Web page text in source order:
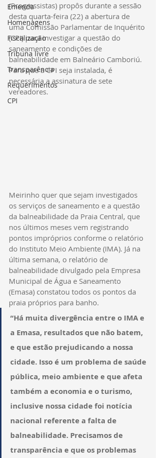
Emenda
Homenagens
Fiscalização
Tribuna livre
Transparência
Requerimentos
CPI
(Progressistas) propôs durante a sessão
desta quarta-feira (22) a abertura de
uma Comissão Parlamentar de Inquérito
(CPI) para investigar a questão do
saneamento e condições de
balneabilidade em Balneário Camboriú.
Para que a CPI seja instalada, é
necessária a assinatura de sete
vereadores.
Meirinho quer que sejam investigados
os serviços de saneamento e a questão
da balneabilidade da Praia Central, que
nos últimos meses vem registrando
pontos impróprios conforme o relatório
do Instituto Meio Ambiente (IMA). Já na
última semana, o relatório de
balneabilidade divulgado pela Empresa
Municipal de Água e Saneamento
(Emasa) constatou todos os pontos da
praia próprios para banho.
“Há muita divergência entre o IMA e
a Emasa, resultados que não batem,
e que estão prejudicando a nossa
cidade. Isso é um problema de saúde
pública, meio ambiente e que afeta
também a economia e o turismo,
inclusive nossa cidade foi notícia
nacional referente a falta de
balneabilidade. Precisamos de
transparência e que os problemas